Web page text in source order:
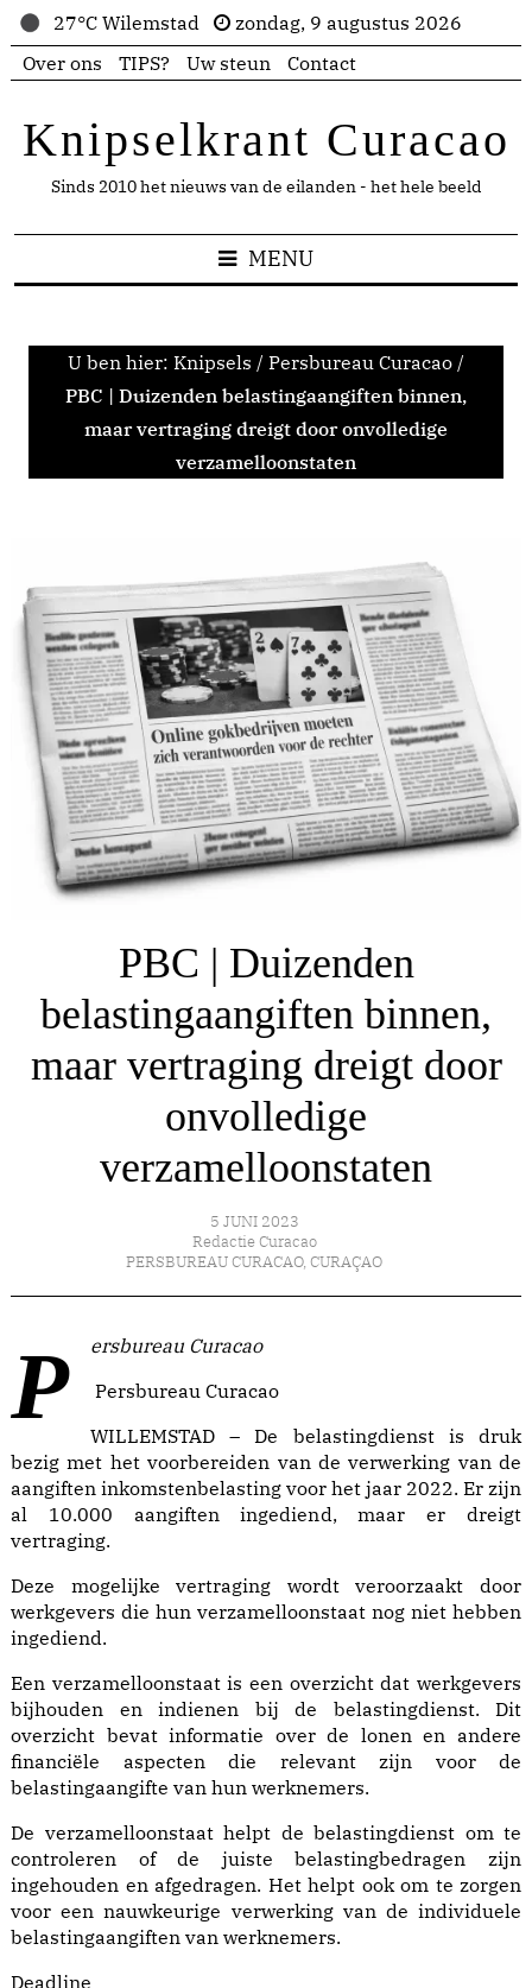
27°C Wilemstad
zondag, 9 augustus 2026
Over ons
TIPS? Uw steun Contact
Knipselkrant Curacao
Sinds 2010 het nieuws van de eilanden - het hele beeld
MENU
U ben hier: Knipsels / Persbureau Curacao /
PBC | Duizenden belastingaangiften binnen,
maar vertraging dreigt door onvolledige
verzamelloonstaten
PBC | Duizenden
belastingaangiften binnen,
maar vertraging dreigt door
onvolledige
verzamelloonstaten
5 JUNI 2023
Redactie Curacao
PERSBUREAU CURACAO, CURAÇAO
Persbureau Curacao
Persbureau Curacao
WILLEMSTAD – De belastingdienst is druk
bezig met het voorbereiden van de verwerking van de
aangiften inkomstenbelasting voor het jaar 2022. Er zijn
al 10.000 aangiften ingediend, maar er dreigt
vertraging.
Deze mogelijke vertraging wordt veroorzaakt door
werkgevers die hun verzamelloonstaat nog niet hebben
ingediend.
Een verzamelloonstaat is een overzicht dat werkgevers
bijhouden en indienen bij de belastingdienst. Dit
overzicht bevat informatie over de lonen en andere
financiële aspecten die relevant zijn voor de
belastingaangifte van hun werknemers.
De verzamelloonstaat helpt de belastingdienst om te
controleren of de juiste belastingbedragen zijn
ingehouden en afgedragen. Het helpt ook om te zorgen
voor een nauwkeurige verwerking van de individuele
belastingaangiften van werknemers.
Deadline